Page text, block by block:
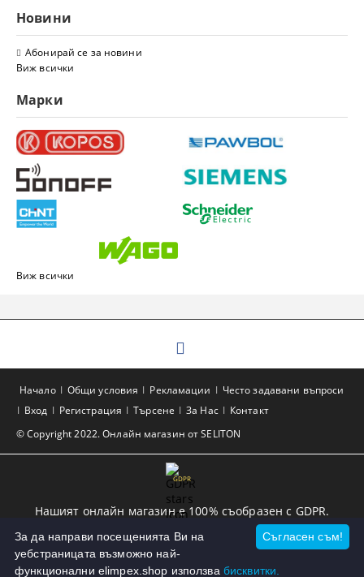
Новини
Абонирай се за новини
Виж всички
Марки
Виж всички
© Copyright 2022. Онлайн магазин от SELITON
Начало Общи условия Рекламации
Често задавани въпроси
Вход
Регистрация Търсене За Нас Контакт
GDPR
Нашият онлайн магазин е 100% съобразен с GDPR.
Прочетете нашата политика
Моите лични данни
Съгласен съм!
За да направи посещенията Ви на
уебстраницата възможно най-
функционални elimpex.shop използва бисквитки.